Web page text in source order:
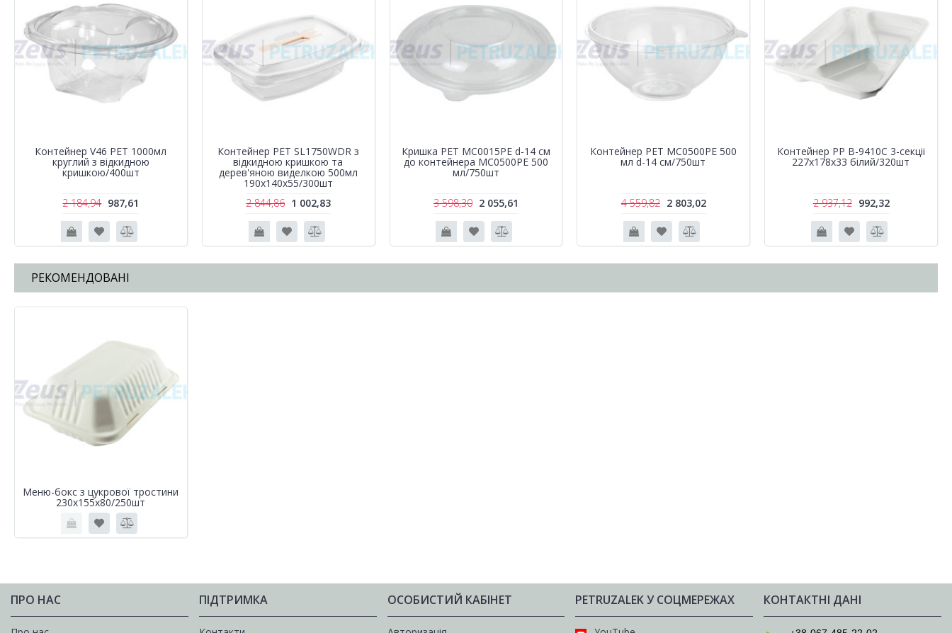
Контейнер V46 PET 1000мл
круглий з відкидною
кришкою/400шт
2 184,94 987,61
Контейнер РЕТ SL1750WDR з
відкидною кришкою та
дерев'яною виделкою 500мл
190х140х55/300шт
2 844,86 1 002,83
Кришка РЕТ MC0015PE d-14 см
до контейнера MC0500PE 500
мл/750шт
3 598,30 2 055,61
Контейнер РЕТ MC0500PE 500
мл d-14 см/750шт
4 559,82 2 803,02
Контейнер РР B-9410C 3-секціі
227х178х33 білий/320шт
2 937,12 992,32
РЕКОМЕНДОВАНІ
Меню-бокс з цукрової тростини
230х155х80/250шт
ПРО НАС ПІДТРИМКА ОСОБИСТИЙ КАБІНЕТ PETRUZALEK У СОЦМЕРЕЖАХ КОНТАКТНІ ДАНІ